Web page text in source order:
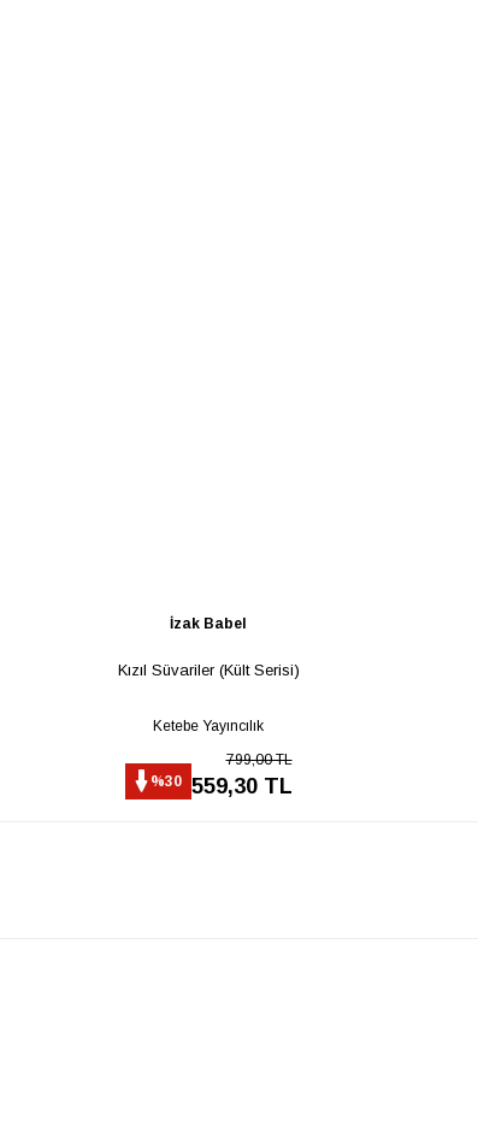
İzak Babel
Kızıl Süvariler (Kült Serisi)
Ketebe Yayıncılık
%30
799,00 TL
559,30 TL